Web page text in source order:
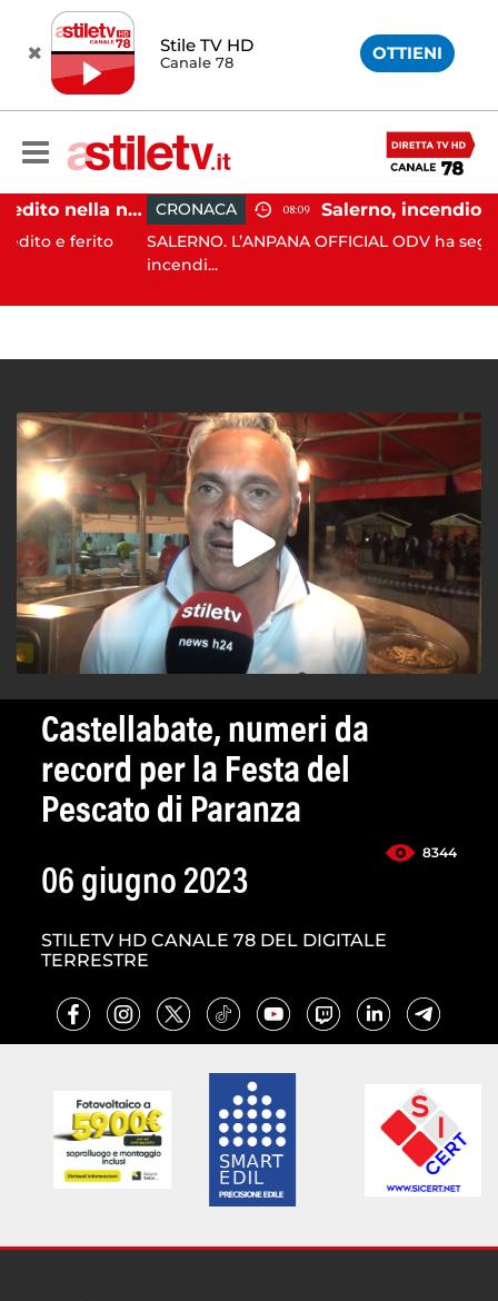
Stile TV HD
Canale 78 OTTIENI
Eboli, uomo aggredito nella notte: indagini in corso
ferito
CRONACA 08:09
SALERNO. L’ANPANA OFFICIAL ODV ha segnalato al
incendi...
Castellabate, numeri da
record per la Festa del
Pescato di Paranza
8344
06 giugno 2023
STILETV HD CANALE 78 DEL DIGITALE
TERRESTRE